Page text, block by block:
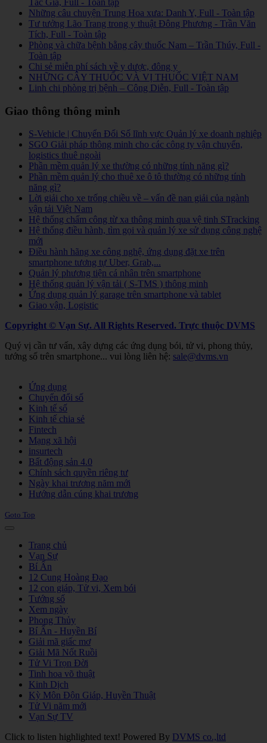
Những câu chuyện Trung Hoa xưa: Danh Y, Full - Toàn tập
Tư tưởng Lão Trang trong y thuật Đông Phương - Trần Văn
Tích, Full - Toàn tập
Phòng và chữa bệnh bằng cây thuốc Nam – Trần Thúy, Full -
Toàn tập
Chi sẻ miễn phí sách về y dược, đông y
NHỮNG CÂY THUỐC VÀ VỊ THUỐC VIỆT NAM
Linh chi phòng trị bệnh – Công Diễn, Full - Toàn tập
Giao thông thông minh
S-Vehicle | Chuyển Đổi Số lĩnh vực Quản lý xe doanh nghiệp
SGO Giải pháp thông minh cho các công ty vận chuyển,
logistics thuê ngoài
Phần mềm quản lý xe thường có những tính năng gì?
Phần mềm quản lý cho thuê xe ô tô thường có những tính
năng gì?
Lời giải cho xe trống chiều về – vấn đề nan giải của ngành
vận tải Việt Nam
Hệ thống chấm công từ xa thông minh qua vệ tinh STracking
Hệ thống điều hành, tìm gọi và quản lý xe sử dụng công nghệ
mới
Điều hành hãng xe công nghệ, ứng dụng đặt xe trên
smartphone tương tự Uber, Grab,...
Quản lý phương tiện cá nhân trên smartphone
Hệ thống quản lý vận tải ( S-TMS ) thông minh
Ứng dụng quản lý garage trên smartphone và tablet
Giao vận, Logistic
Copyright © Vạn Sự. All Rights Reserved. Trực thuộc DVMS
Quý vị cần tư vấn, xây dựng các ứng dụng bói, tử vi, phong thủy,
tướng số trên smartphone... vui lòng liên hệ: sale@dvms.vn
Ứng dụng
Chuyển đổi số
Kinh tế số
Kinh tế chia sẻ
Fintech
Mạng xã hội
insurtech
Bất động sản 4.0
Chính sách quyền riêng tư
Ngày khai trương năm mới
Hướng dẫn cúng khai trương
Goto Top
Trang chủ
Vạn Sự
Bí Ẩn
12 Cung Hoàng Đạo
12 con giáp, Tử vi, Xem bói
Tướng số
Xem ngày
Phong Thủy
Bí Ẩn - Huyền Bí
Giải mã giấc mơ
Giải Mã Nốt Ruồi
Tử Vi Trọn Đời
Tinh hoa võ thuật
Kinh Dịch
Kỳ Môn Độn Giáp, Huyền Thuật
Tử Vi năm mới
Vạn Sự TV
Click to listen highlighted text! Powered By DVMS co.,ltd